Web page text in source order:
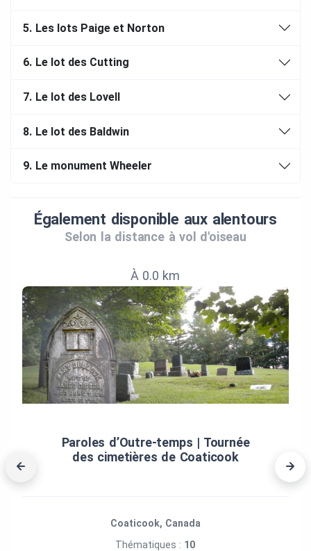
5. Les lots Paige et Norton
6. Le lot des Cutting
7. Le lot des Lovell
8. Le lot des Baldwin
9. Le monument Wheeler
Également disponible aux alentours
Selon la distance à vol d'oiseau
À 0.0 km
Paroles d’Outre‑temps | Tournée
des cimetières de Coaticook
Coaticook, Canada
Thématiques : 10